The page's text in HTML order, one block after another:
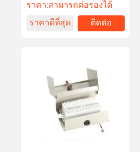
ราคา:สามารถต่อรองได้
ราคาดีที่สุด
ติดต่อ